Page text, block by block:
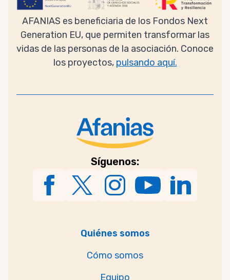
AFANIAS es beneficiaria de los Fondos Next
Generation EU, que permiten transformar las
vidas de las personas de la asociación. Conoce
los proyectos, pulsando aquí.
Síguenos:
Quiénes somos
Cómo somos
Equipo